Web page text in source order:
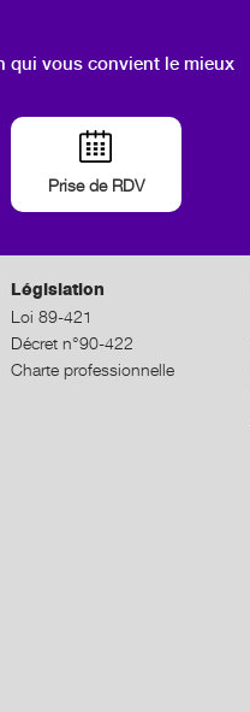
qui vous convient le mieux
Prise de RDV
Législation
Loi 89-421
Décret n°90-422
Charte professionnelle